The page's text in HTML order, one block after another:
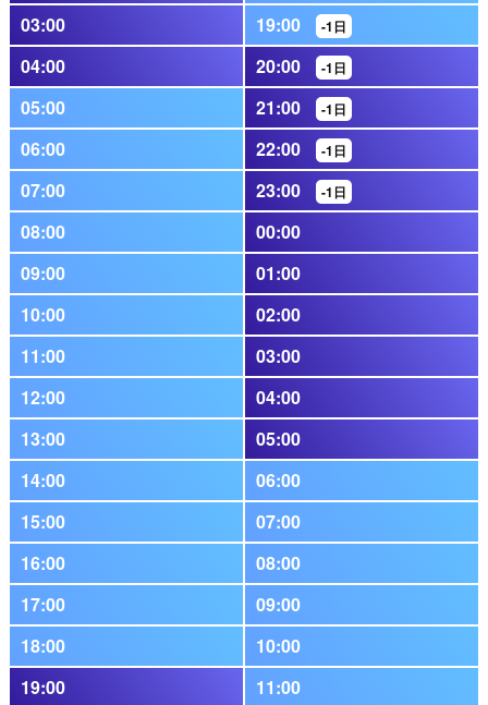
03:00 19:00 -1日
04:00 20:00 -1日
05:00 21:00 -1日
06:00 22:00 -1日
07:00 23:00 -1日
08:00
00:00
09:00
01:00
10:00
02:00
11:00
03:00
12:00
04:00
13:00
05:00
14:00
06:00
15:00
07:00
16:00
08:00
17:00
09:00
18:00
10:00
19:00
11:00